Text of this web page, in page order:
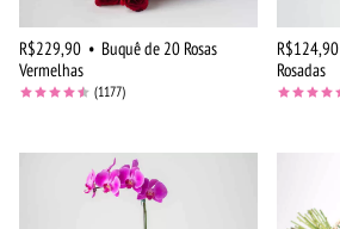
R$229,90 • Buquê de 20 Rosas
Vermelhas
(1177)
R$124,90
Rosadas